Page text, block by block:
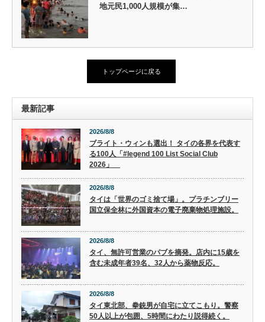
地元民1,000人規模が集…
トップページに戻る
最新記事
2026/8/8
ブライト・ウィンも選出！ タイの各界を代表す
る100人「#legend 100 List Social Club
2026」
2026/8/8
タイは「世界のゴミ捨て場」。プラチンブリー
国立保全林に外国資本の電子廃棄物処理施設。
2026/8/8
タイ、無許可営業のパブを摘発。店内に15歳を
含む未成年者39名、32人から薬物反応。
2026/8/8
タイ東北部、拳銃男が自宅に立てこもり。警察
50人以上が包囲、5時間にわたり説得続く。